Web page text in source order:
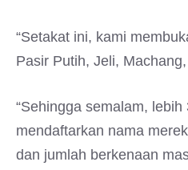
“Setakat ini, kami
Pasir Putih, Jeli,
“Sehingga semalam,
mendaftarkan nama
dan jumlah berkenaan